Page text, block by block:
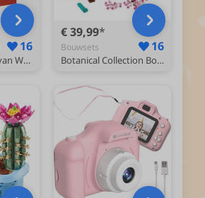
16
De Weerwolven van Wakkerdam - basisspel - Kaartspel - Vertrouwen of verraders?
€ 39,99
Bouwsets 16
Botanical Collection Bonsaiboompje Bouwpakket voor Volwassenen 10281